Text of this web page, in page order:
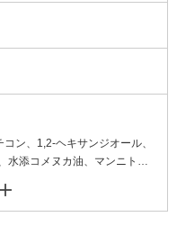
ン、1,2-ヘキサンジオール、
水添コメヌカ油、マンニトー
、コレステロール、スフィン
アリン酸、ステアリン酸グリ